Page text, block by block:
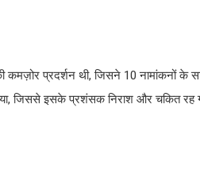
प्रदर्शन थी, जिसने 10 नामांकनों के
जिससे इसके प्रशंसक निराश और चकित रह